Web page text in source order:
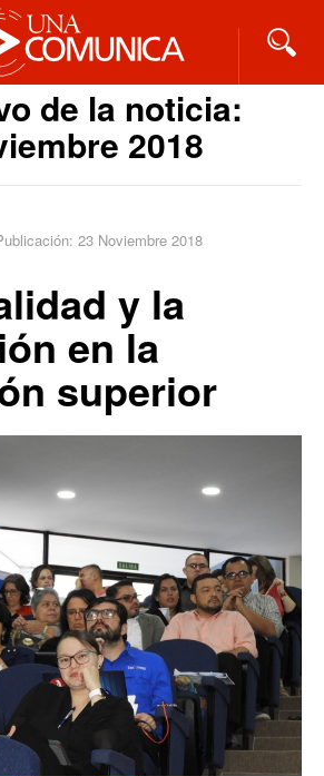
de la noticia:
2018
23 Noviembre 2018
y la
en la
superior